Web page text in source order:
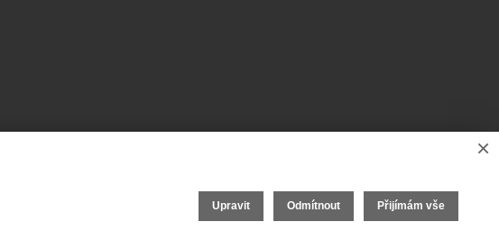
×
Upravit Odmítnout Přijímám vše